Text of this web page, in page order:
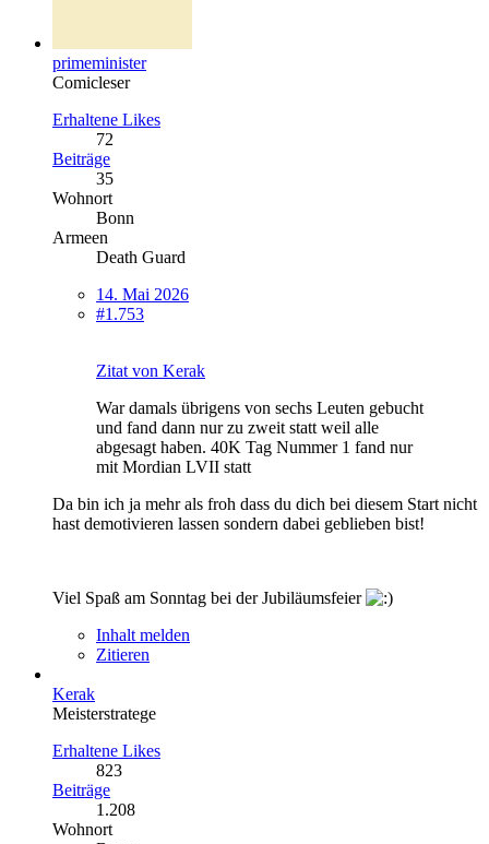
primeminister
Comicleser
Erhaltene Likes
72
Beiträge
35
Wohnort
Bonn
Armeen
Death Guard
14. Mai 2026
#1.753
Zitat von Kerak
War damals übrigens von sechs Leuten gebucht
und fand dann nur zu zweit statt weil alle
abgesagt haben. 40K Tag Nummer 1 fand nur
mit Mordian LVII statt
Da bin ich ja mehr als froh dass du dich bei diesem Start nicht
hast demotivieren lassen sondern dabei geblieben bist!
Viel Spaß am Sonntag bei der Jubiläumsfeier
Inhalt melden
Zitieren
Kerak
Meisterstratege
Erhaltene Likes
823
Beiträge
1.208
Wohnort